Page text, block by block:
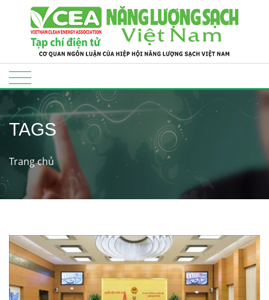
TAGS
Trang chủ